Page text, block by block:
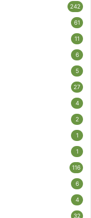
242
61
11
6
5
27
4
2
1
1
116
6
4
32